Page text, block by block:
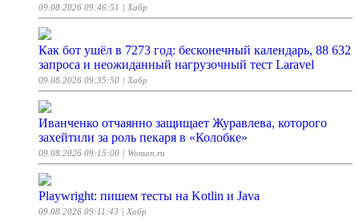
09.08.2026 09:46:51 | Хабр
Как бот ушёл в 7273 год: бесконечный календарь, 88 632
запроса и неожиданный нагрузочный тест Laravel
09.08.2026 09:35:50 | Хабр
Иванченко отчаянно защищает Журавлева, которого
захейтили за роль пекаря в «Колобке»
09.08.2026 09:15:00 | Woman.ru
Playwright: пишем тесты на Kotlin и Java
09.08.2026 09:11:43 | Хабр